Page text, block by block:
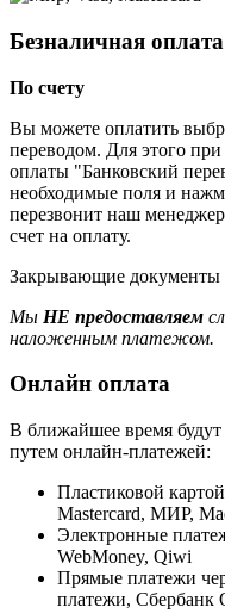
Безналичная оплата
По счету
Вы можете оплатить
переводом. Для этого
оплаты "Банковский
необходимые поля и
перезвонит наш
счет на оплату.
Закрывающие документы
Мы НЕ предоставляем
наложенным платежом.
Онлайн оплата
В ближайшее время
путем онлайн-платежей:
Пластиковой
Mastercard, МИР,
Электронные
WebMoney, Qiwi
Прямые платежи
платежи,